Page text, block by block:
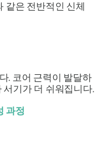
같은 전반적인 신체
. 코어 근력이 발달하
기가 더 쉬워집니다.
과정